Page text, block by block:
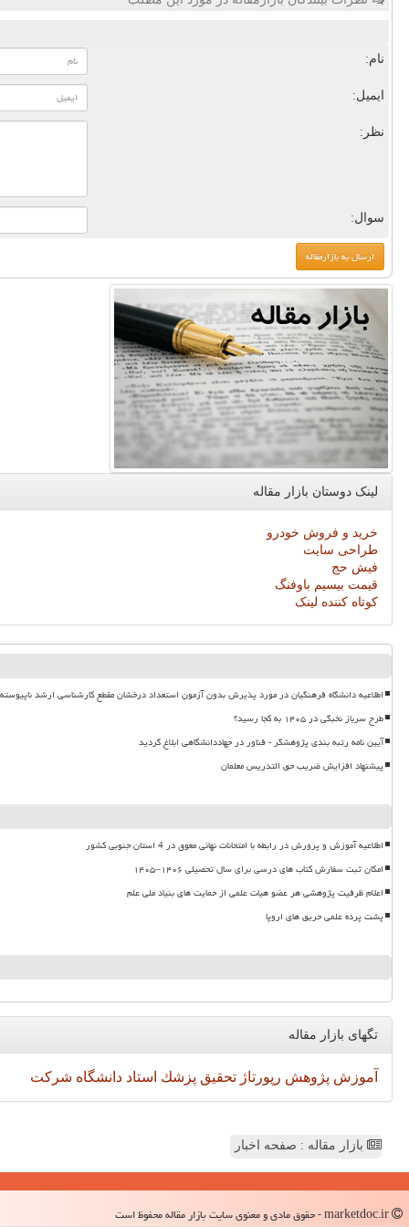
نام:
ایمیل:
نظر:
سوال:
لینک دوستان بازار مقاله
خرید و فروش خودرو
طراحی سایت
فیش حج
قیمت بیسیم باوفنگ
کوتاه کننده لینک
اطلاعیه دانشگاه فرهنگیان در مورد پذیرش بدون آزمون استعداد درخشان مقطع کارشناسی ارشد ناپیوسته ۱۴۰۵
طرح سرباز نخبگی در ۱۴۰۵ به کجا رسید؟
آیین نامه رتبه بندی پژوهشگر - فناور در جهاددانشگاهی ابلاغ گردید
پیشنهاد افزایش ضریب حق التدریس معلمان
اطلاعیه آموزش و پرورش در رابطه با امتحانات نهائی معوق در 4 استان جنوبی کشور
امکان ثبت سفارش کتاب های درسی برای سال تحصیلی ۱۴۰۶–۱۴۰۵
اعلام ظرفیت پژوهشی هر عضو هیات علمی از حمایت های بنیاد ملی علم
پشت پرده علمی حریق های اروپا
تگهای بازار مقاله
آموزش پژوهش رپورتاژ تحقیق پزشك استاد دانشگاه شركت
بازار مقاله : صفحه اخبار